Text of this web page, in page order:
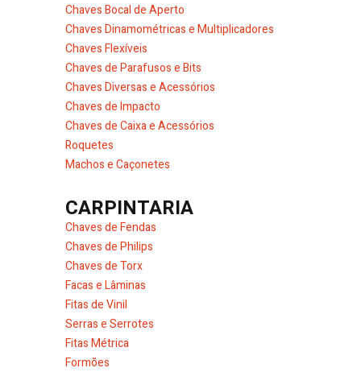
Chaves Bocal de Aperto
Chaves Dinamométricas e Multiplicadores
Chaves Flexíveis
Chaves de Parafusos e Bits
Chaves Diversas e Acessórios
Chaves de Impacto
Chaves de Caixa e Acessórios
Roquetes
Machos e Caçonetes
CARPINTARIA
Chaves de Fendas
Chaves de Philips
Chaves de Torx
Facas e Lâminas
Fitas de Vinil
Serras e Serrotes
Fitas Métrica
Formões